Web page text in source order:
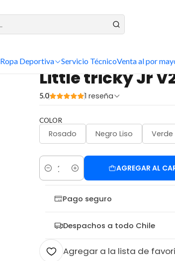
Ropa Deportiva Servicio TécnicoVenta al por
|
Little tricky Jr
5.0 1 reseña
COLOR
Rosado Negro Liso Verde
Cantidad
AGREGAR AL
Pago seguro
Despachos a todo Chile
Agregar a la lista de